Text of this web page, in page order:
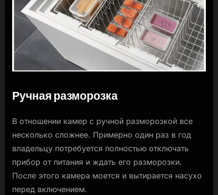
Ручная разморозка
В отношении камер с ручной разморозкой все
несколько сложнее. Примерно один раз в год
владельцу потребуется полностью отключать
прибор от питания и ждать его разморозки.
После этого камера моется и вытирается насухо
перед включением.